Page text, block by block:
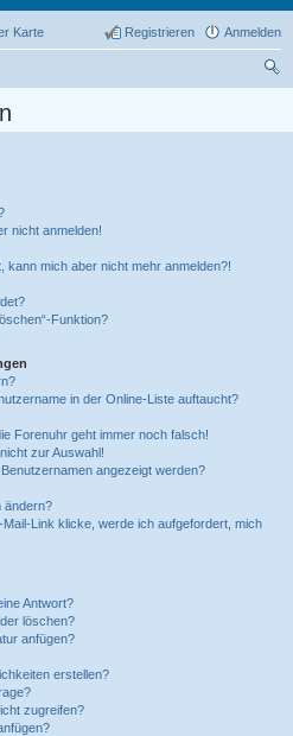
Karte Anmelden
Registrieren
nicht anmelden!
kann mich aber nicht mehr anmelden?!
Funktion?
in der Online-Liste auftaucht?
Forenuhr geht immer noch falsch!
zur Auswahl!
angezeigt werden?
ändern?
Link klicke, werde ich aufgefordert, mich
Antwort?
löschen?
anfügen?
erstellen?
zugreifen?